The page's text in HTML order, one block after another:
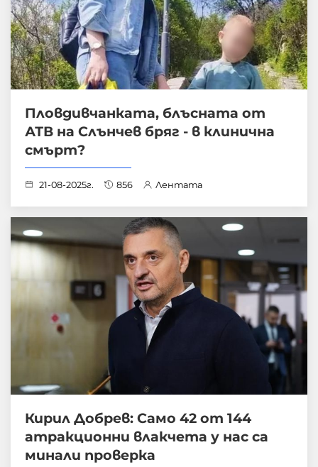
Пловдивчанката, блъсната от
АТВ на Слънчев бряг - в клинична
смърт?
21-08-2025г. 856 Лентата
Кирил Добрев: Само 42 от 144
атракционни влакчета у нас са
минали проверка